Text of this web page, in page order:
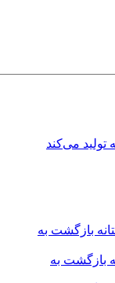
بازگشت به